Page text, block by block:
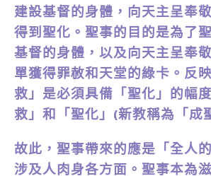
建設基督的身體，向天主呈奉
得到聖化。聖事的目的是為了
基督的身體，以及向天主呈奉
單獲得罪赦和天堂的綠卡。反
救」是必須具備「聖化」的幅
救」和「聖化」(新教稱為「成
故此，聖事帶來的應是「全人
涉及人肉身各方面。聖事本為